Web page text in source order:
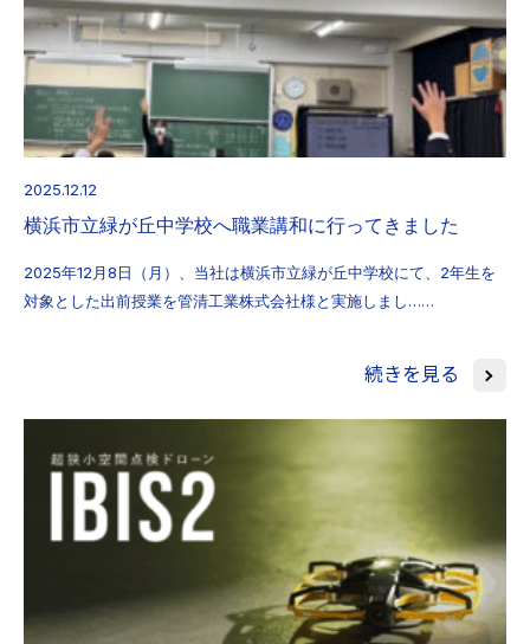
2025.12.12
横浜市立緑が丘中学校へ職業講和に行ってきました
2025年12月8日（月）、当社は横浜市立緑が丘中学校にて、2年生を
対象とした出前授業を管清工業株式会社様と実施しまし……
続きを見る